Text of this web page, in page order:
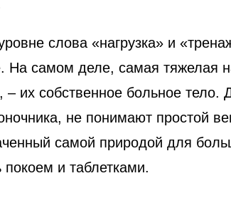
слова «нагрузка» и
самом деле, самая тяжелая
их собственное больное тело.
не понимают простой
самой природой для
и таблетками.